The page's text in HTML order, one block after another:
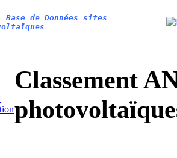
Base de Données sites
Classement